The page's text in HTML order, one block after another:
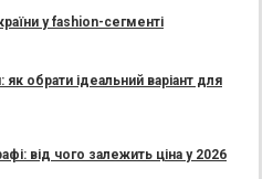
у fashion-сегменті
обрати ідеальний варіант для
від чого залежить ціна у 2026